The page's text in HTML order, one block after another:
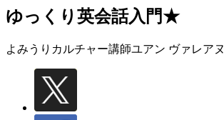
ゆっくり英会話入門★
よみうりカルチャー講師ユアン ヴァレアヌ